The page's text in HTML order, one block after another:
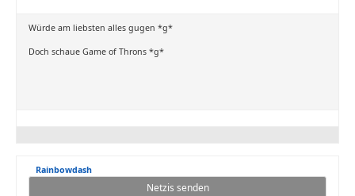
Würde am liebsten alles gugen *g*
Doch schaue Game of Throns *g*
Rainbowdash
Netzis senden